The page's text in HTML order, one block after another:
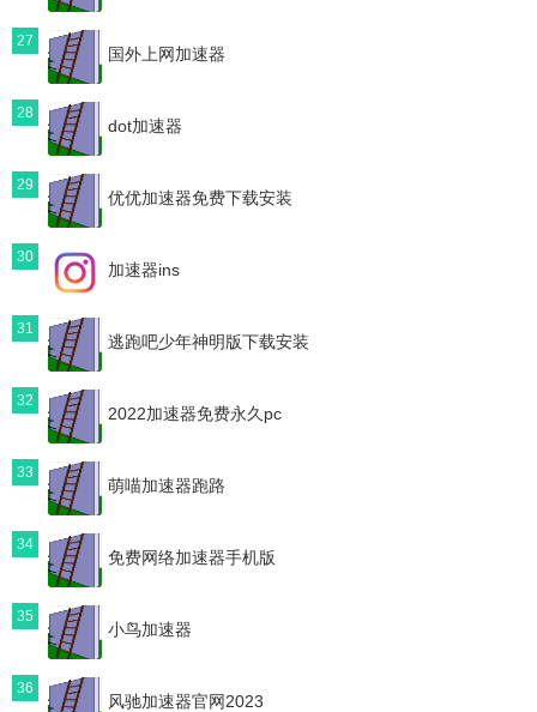
27
国外上网加速器
28
dot加速器
29
优优加速器免费下载安装
30
加速器ins
31
逃跑吧少年神明版下载安装
32
2022加速器免费永久pc
33
萌喵加速器跑路
34
免费网络加速器手机版
35
小鸟加速器
36
风驰加速器官网2023